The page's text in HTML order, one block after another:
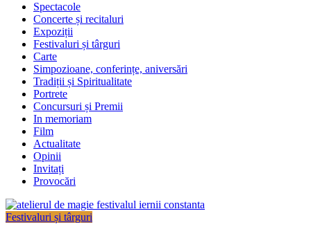
Spectacole
Concerte și recitaluri
Expoziții
Festivaluri și târguri
Carte
Simpozioane, conferințe, aniversări
Tradiții și Spiritualitate
Portrete
Concursuri și Premii
In memoriam
Film
Actualitate
Opinii
Invitați
Provocări
Festivaluri și târguri